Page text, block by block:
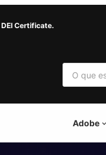
DEI Certificate.
P
s
u
r
Adobe